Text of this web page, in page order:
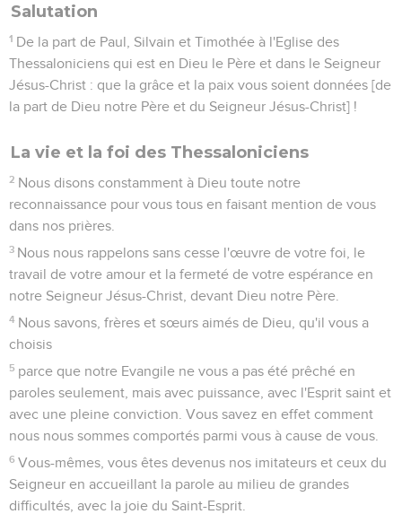
Salutation
1 De la part de Paul, Silvain et Timothée à l'Eglise des
Thessaloniciens qui est en Dieu le Père et dans le Seigneur
Jésus-Christ : que la grâce et la paix vous soient données [de
la part de Dieu notre Père et du Seigneur Jésus-Christ] !
La vie et la foi des Thessaloniciens
2 Nous disons constamment à Dieu toute notre
reconnaissance pour vous tous en faisant mention de vous
dans nos prières.
3 Nous nous rappelons sans cesse l'œuvre de votre foi, le
travail de votre amour et la fermeté de votre espérance en
notre Seigneur Jésus-Christ, devant Dieu notre Père.
4 Nous savons, frères et sœurs aimés de Dieu, qu'il vous a
choisis
5 parce que notre Evangile ne vous a pas été prêché en
paroles seulement, mais avec puissance, avec l'Esprit saint et
avec une pleine conviction. Vous savez en effet comment
nous nous sommes comportés parmi vous à cause de vous.
6 Vous-mêmes, vous êtes devenus nos imitateurs et ceux du
Seigneur en accueillant la parole au milieu de grandes
difficultés, avec la joie du Saint-Esprit.